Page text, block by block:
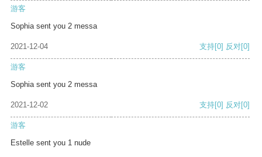
游客
Sophia sent you 2 messa
2021-12-04 支持[0] 反对[0]
游客
Sophia sent you 2 messa
2021-12-02 支持[0] 反对[0]
游客
Estelle sent you 1 nude